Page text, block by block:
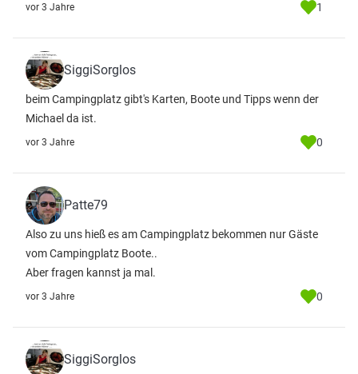
vor 3 Jahre 1
SiggiSorglos
beim Campingplatz gibt's Karten, Boote und Tipps wenn der
Michael da ist.
vor 3 Jahre 0
Patte79
Also zu uns hieß es am Campingplatz bekommen nur Gäste
vom Campingplatz Boote..
Aber fragen kannst ja mal.
vor 3 Jahre 0
SiggiSorglos